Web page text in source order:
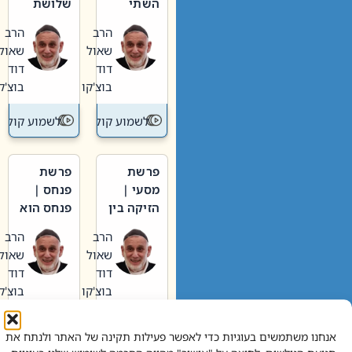
אנחנו משתמשים בעוגיות כדי לאפשר פעילות תקינה של האתר ולנתח את
וערב של
חיינו
הרב
שאול
דוד
בוצ'קו
לשמוע קול תורה – מדרש
האבות
הרב
שאול
דוד
בוצ'קו
לשמוע קול
פרשת
מסעי |
הזיקה בין
הגדול לעם הרב
שאול
דוד
בוצ'קו
לשמוע קול תורה – מדרש
פרשת
פנחס |
פנחס הוא
אליהו: בין
קנאות
הורסת
לקנאות
בונה
הרב
שאול
דוד
בוצ'קו
לשמוע קול